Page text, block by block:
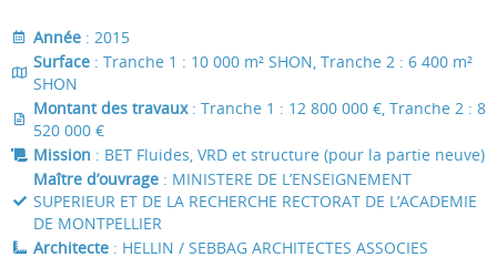
Année : 2015
Surface : Tranche 1 : 10 000 m² SHON, Tranche 2 : 6 400 m²
SHON
Montant des travaux : Tranche 1 : 12 800 000 €, Tranche 2 : 8
520 000 €
Mission : BET Fluides, VRD et structure (pour la partie neuve)
Maître d’ouvrage : MINISTERE DE L’ENSEIGNEMENT
SUPERIEUR ET DE LA RECHERCHE RECTORAT DE L’ACADEMIE
DE MONTPELLIER
Architecte : HELLIN / SEBBAG ARCHITECTES ASSOCIES